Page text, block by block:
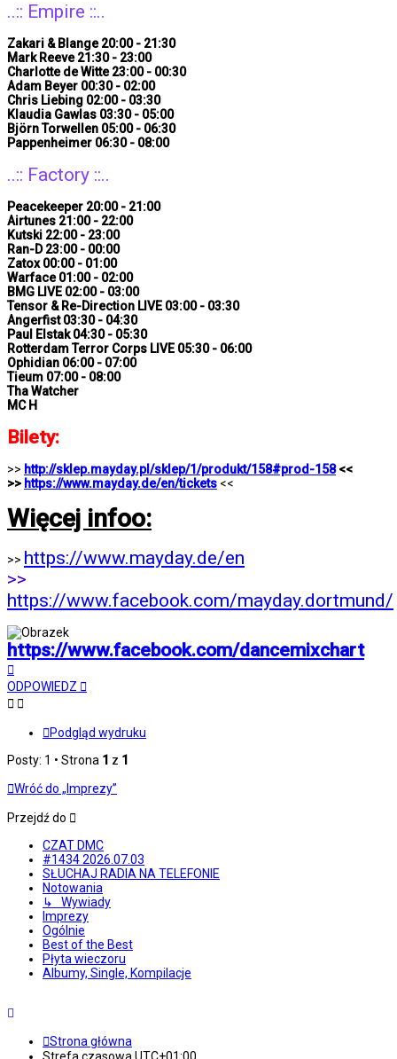
..:: Empire ::..
Zakari & Blange 20:00 - 21:30
Mark Reeve 21:30 - 23:00
Charlotte de Witte 23:00 - 00:30
Adam Beyer 00:30 - 02:00
Chris Liebing 02:00 - 03:30
Klaudia Gawlas 03:30 - 05:00
Björn Torwellen 05:00 - 06:30
Pappenheimer 06:30 - 08:00
..:: Factory ::..
Peacekeeper 20:00 - 21:00
Airtunes 21:00 - 22:00
Kutski 22:00 - 23:00
Ran-D 23:00 - 00:00
Zatox 00:00 - 01:00
Warface 01:00 - 02:00
BMG LIVE 02:00 - 03:00
Tensor & Re-Direction LIVE 03:00 - 03:30
Angerfist 03:30 - 04:30
Paul Elstak 04:30 - 05:30
Rotterdam Terror Corps LIVE 05:30 - 06:00
Ophidian 06:00 - 07:00
Tieum 07:00 - 08:00
Tha Watcher
MC H
Bilety:
>> http://sklep.mayday.pl/sklep/1/produkt/158#prod-158<<
>> https://www.mayday.de/en/tickets <<
Więcej infoo:
>> https://www.mayday.de/en
>>
https://www.facebook.com/mayday.dortmund/
https://www.facebook.com/dancemixchart
górę
ODPOWIEDZ
Podgląd wydruku
Posty: 1 • Strona 1 z 1
Wróć do „Imprezy”
Przejdź do
CZAT DMC
#1434 2026.07.03
SŁUCHAJ RADIA NA TELEFONIE
Notowania
↳ Wywiady
Imprezy
Ogólnie
Best of the Best
Płyta wieczoru
Albumy, Single, Kompilacje
Strona główna